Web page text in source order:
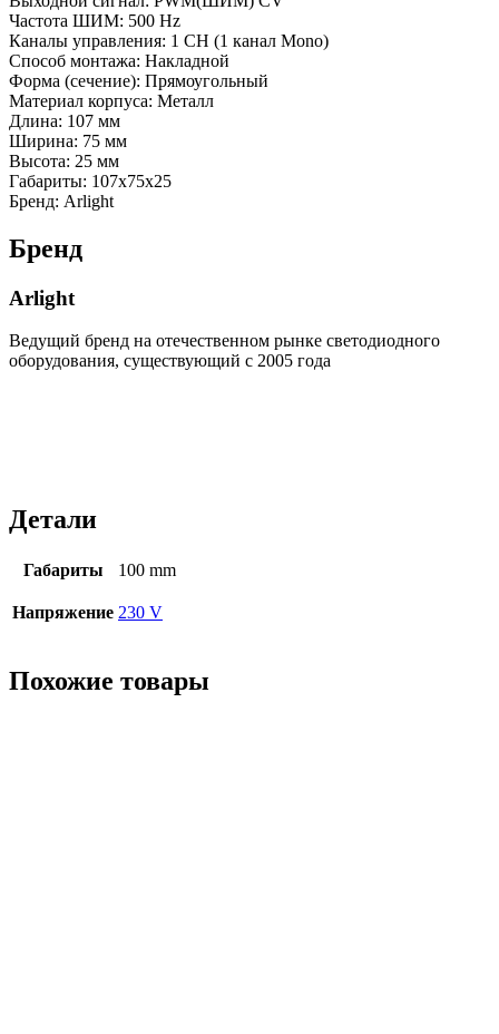
Частота ШИМ: 500 Hz
Каналы управления: 1 CH (1 канал Mono)
Способ монтажа: Накладной
Форма (сечение): Прямоугольный
Материал корпуса: Металл
Длина: 107 мм
Ширина: 75 мм
Высота: 25 мм
Габариты: 107x75x25
Бренд: Arlight
Бренд
Arlight
Ведущий бренд на отечественном рынке светодиодного
оборудования, существующий с 2005 года
Детали
Габариты 100 mm
Напряжение 230 V
Похожие товары